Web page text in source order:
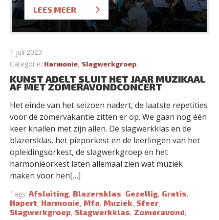
LEES MEER
1 juli 2023
Categorie: Harmonie, Slagwerkgroep,
KUNST ADELT SLUIT HET JAAR MUZIKAAL
AF MET ZOMERAVONDCONCERT
Het einde van het seizoen nadert, de laatste repetities
voor de zomervakantie zitten er op. We gaan nog één
keer knallen met zijn allen. De slagwerkklas en de
blazersklas, het pieporkest en de leerlingen van het
opleidingsorkest, de slagwerkgroep en het
harmonieorkest laten allemaal zien wat muziek
maken voor hen[…]
Tags:Afsluiting, Blazersklas, Gezellig, Gratis,
Hapert, Harmonie, Mfa, Muziek, Sfeer,
Slagwerkgroep, Slagwerkklas, Zomeravond,